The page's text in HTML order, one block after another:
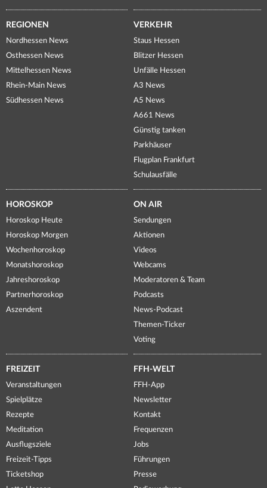
REGIONEN
Nordhessen News
Osthessen News
Mittelhessen News
Rhein-Main News
Südhessen News
VERKEHR
Staus Hessen
Blitzer Hessen
Unfälle Hessen
A3 News
A5 News
A661 News
Günstig tanken
Parkhäuser
Flugplan Frankfurt
Schulausfälle
HOROSKOP
Horoskop Heute
Horoskop Morgen
Wochenhoroskop
Monatshoroskop
Jahreshoroskop
Partnerhoroskop
Aszendent
ON AIR
Sendungen
Aktionen
Videos
Webcams
Moderatoren & Team
Podcasts
News-Podcast
Themen-Ticker
Voting
FREIZEIT
Veranstaltungen
Spielplätze
Rezepte
Meditation
Ausflugsziele
Freizeit-Tipps
Ticketshop
FFH-WELT
FFH-App
Newsletter
Kontakt
Frequenzen
Jobs
Führungen
Presse